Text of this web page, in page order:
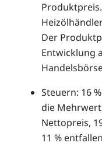
Der
Entwicklung
Steuern: 16
die
Nettopreis,
11 %